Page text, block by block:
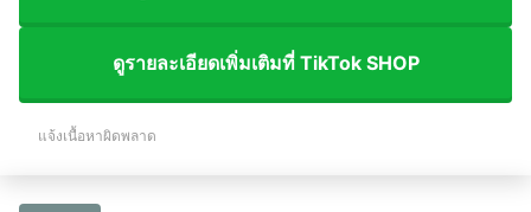
ดูรายละเอียดเพิ่มเติมที่ TikTok SHOP
แจ้งเนื้อหาผิดพลาด